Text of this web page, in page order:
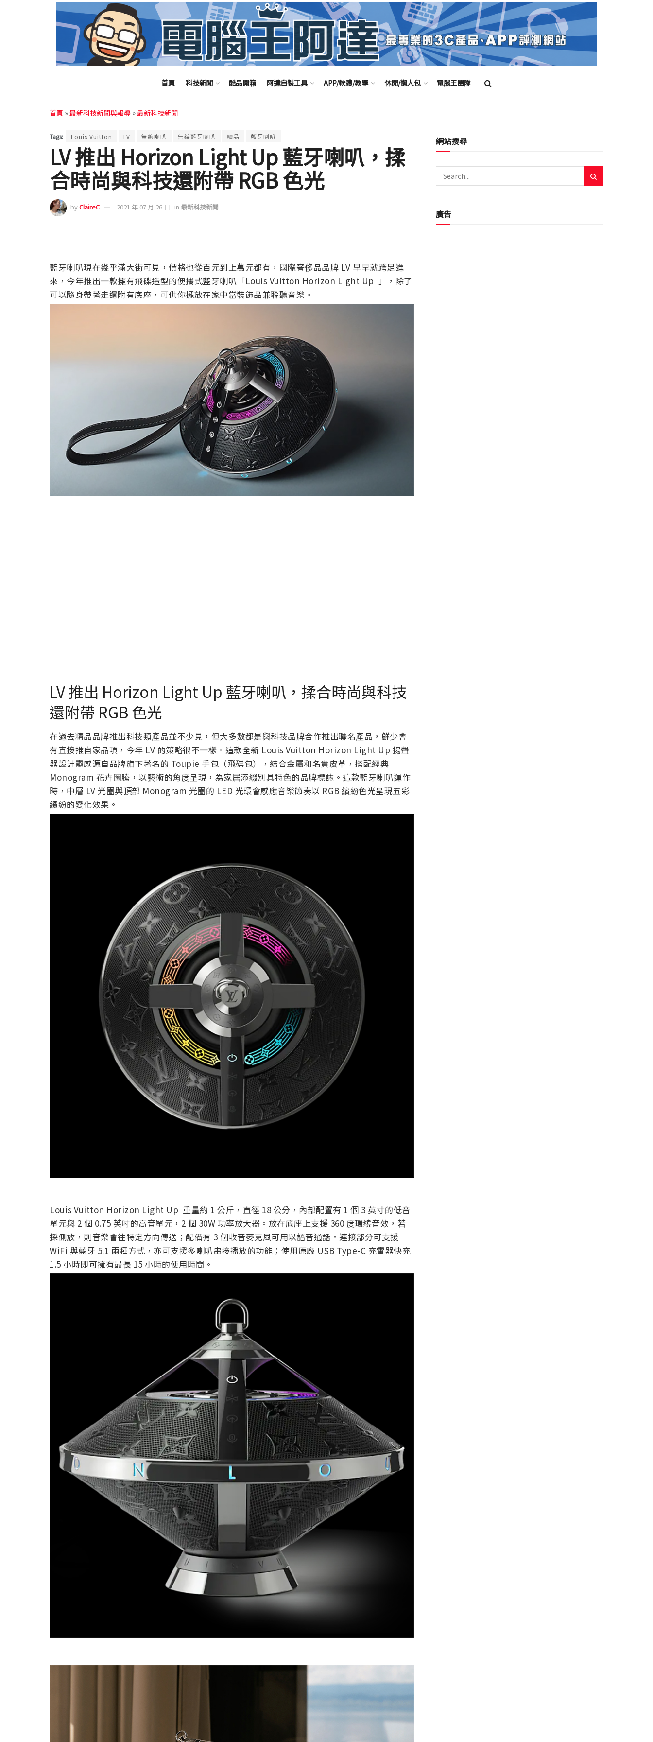
首頁 科技新聞 酷品開箱 阿達自製工具 APP/軟體/教學 休閒/懶人包 電腦王團隊
首頁 »最新科技新聞與報導 »最新科技新聞
Tags: Louis Vuitton LV 無線喇叭 無線藍牙喇叭 精品 藍牙喇叭
LV 推出 Horizon Light Up 藍牙喇叭，揉
合時尚與科技還附帶 RGB 色光
byClaireC 2021 年 07 月 26 日 in 最新科技新聞
藍牙喇叭現在幾乎滿大街可見，價格也從百元到上萬元都有，國際奢侈品品牌 LV 早早就跨足進
來，今年推出一款擁有飛碟造型的便攜式藍牙喇叭「Louis Vuitton Horizon Light Up 」，除了
可以隨身帶著走還附有底座，可供你擺放在家中當裝飾品兼聆聽音樂。
LV 推出 Horizon Light Up 藍牙喇叭，揉合時尚與科技
還附帶 RGB 色光
在過去精品品牌推出科技類產品並不少見，但大多數都是與科技品牌合作推出聯名產品，鮮少會
有直接推自家品項，今年 LV 的策略很不一樣。這款全新 Louis Vuitton Horizon Light Up 揚聲
器設計靈感源自品牌旗下著名的 Toupie 手包（飛碟包），結合金屬和名貴皮革，搭配經典
Monogram 花卉圖騰，以藝術的角度呈現，為家居添綴別具特色的品牌標誌。這款藍牙喇叭運作
時，中層 LV 光圈與頂部 Monogram 光圈的 LED 光環會感應音樂節奏以 RGB 繽紛色光呈現五彩
繽紛的變化效果。
Louis Vuitton Horizon Light Up 重量約 1 公斤，直徑 18 公分，內部配置有 1 個 3 英寸的低音
單元與 2 個 0.75 英吋的高音單元，2 個 30W 功率放大器。放在底座上支援 360 度環繞音效，若
採側放，則音樂會往特定方向傳送；配備有 3 個收音麥克風可用以語音通話。連接部分可支援
WiFi 與藍牙 5.1 兩種方式，亦可支援多喇叭串接播放的功能；使用原廠 USB Type-C 充電器快充
1.5 小時即可擁有最長 15 小時的使用時間。
網站搜尋
廣告